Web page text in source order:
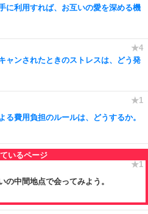
に利用すれば、お互いの愛を深める機
ャンされたときのストレスは、どう発
る費用負担のルールは、どうするか。
の中間地点で会ってみよう。